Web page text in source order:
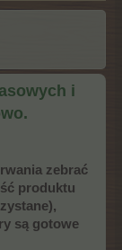
i
zebrać
produktu
są gotowe